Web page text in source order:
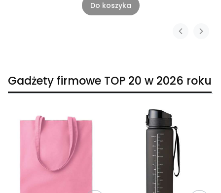
Do koszyka
Gadżety firmowe TOP 20 w 2026 roku